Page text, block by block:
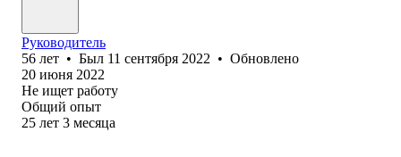
Руководитель
56 лет • Был 11 сентября 2022 • Обновлено
20 июня 2022
Не ищет работу
Общий опыт
25 лет 3 месяца